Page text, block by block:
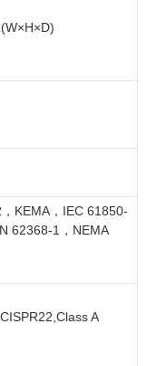
KEMA，IEC 61850-
62368-1，NEMA
A